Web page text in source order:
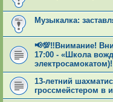
Музыкалка:
📢💯‼Внимание!
17:00 - «Школа
электросамокатом)!
13-летний
гроссмейстером в